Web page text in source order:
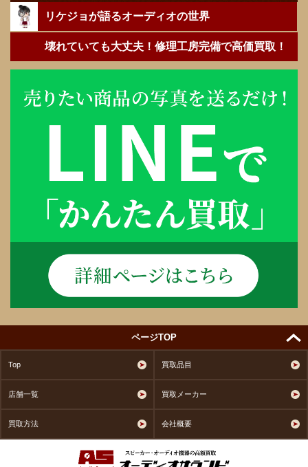
リケジョが語るオーディオの世界
壊れていても大丈夫！修理工房完備で高価買取！
ページTOP
Top 買取品目
店舗一覧 買取メーカー
買取方法 会社概要